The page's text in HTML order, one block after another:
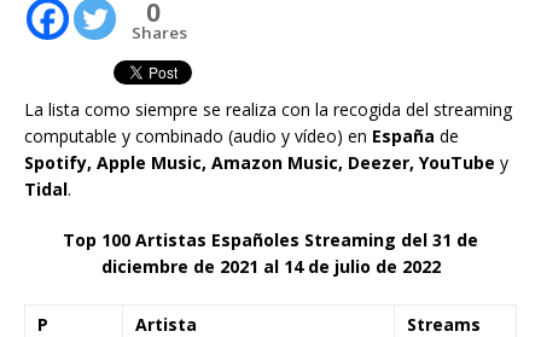
0
Shares
La lista como siempre se realiza con la recogida del streaming
computable y combinado (audio y vídeo) en España de
Spotify, Apple Music, Amazon Music, Deezer, YouTube y
Tidal.
Top 100 Artistas Españoles Streaming del 31 de
diciembre de 2021 al 14 de julio de 2022
P Artista
Streams